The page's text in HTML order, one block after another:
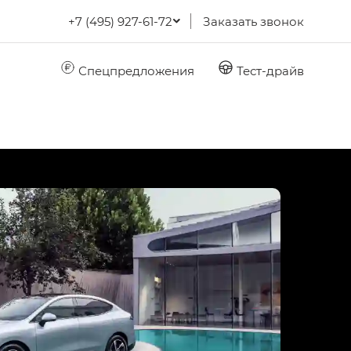
+7 (495) 927-61-72 Заказать звонок
Спецпредложения Тест-драйв